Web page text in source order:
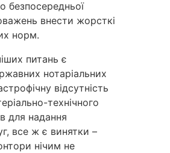
безпосередньої
внести жорсткі
норм.
питань є
нотаріальних
відсутність
технічного
для надання
все ж є винятки –
нічим не